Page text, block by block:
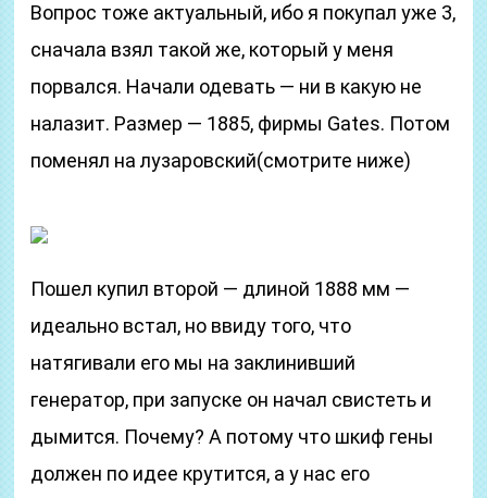
Вопрос тоже актуальный, ибо я покупал уже 3,
сначала взял такой же, который у меня
порвался. Начали одевать — ни в какую не
налазит. Размер — 1885, фирмы Gates. Потом
поменял на лузаровский(смотрите ниже)
Пошел купил второй — длиной 1888 мм —
идеально встал, но ввиду того, что
натягивали его мы на заклинивший
генератор, при запуске он начал свистеть и
дымится. Почему? А потому что шкиф гены
должен по идее крутится, а у нас его